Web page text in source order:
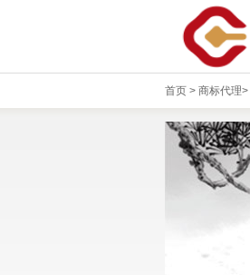
首页 > 商标代理>